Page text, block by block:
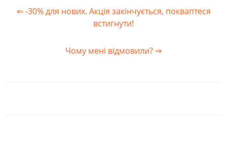
⇐ -30% для нових. Акція закінчується, покваптеся
встигнути!
Чому мені відмовили? ⇒